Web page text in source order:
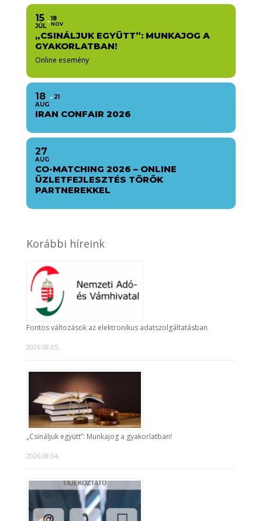
15
JÚL
18
NOV
„CSINÁLJUK EGYÜTT”: MUNKAJOG A
GYAKORLATBAN!
Online esemény
18
AUG
21
IRAN CONFAIR 2026
27
AUG
CO-MATCHING 2026 – ONLINE
ÜZLETFEJLESZTÉS TÖRÖK
PARTNEREKKEL
Korábbi híreink
Fontos változások az elektronikus adatszolgáltatásban
2026.08.05.
„Csináljuk együtt”: Munkajog a gyakorlatban!
2026.08.04.